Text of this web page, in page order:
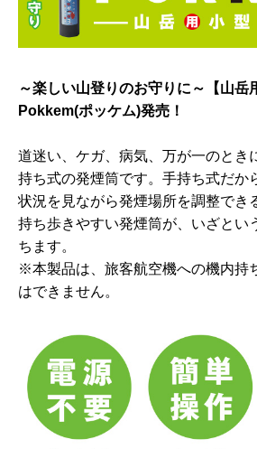
～楽しい山登りのお守りに～【山岳
Pokkem(ポッケム)発売！
道迷い、ケガ、病気、万が一のとき
持ち式の発煙筒です。手持ち式だか
状況を見ながら発煙場所を調整でき
持ち歩きやすい発煙筒が、いざとい
ちます。
※本製品は、旅客航空機への機内持
はできません。